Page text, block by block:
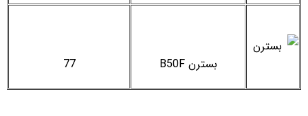
بسترن B50F 77